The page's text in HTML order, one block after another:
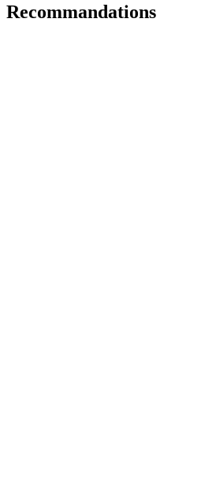
Recommandations